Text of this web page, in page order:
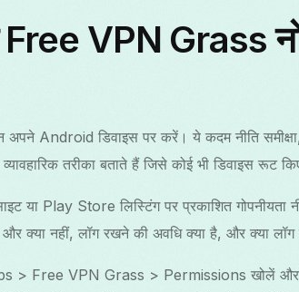
VPN Grass
अपने Android डिवाइस पर करें। ये कदम नीति
तरीका बताते हैं जिसे कोई भी डिवाइस रूट
या Play Store लिस्टिंग पर प्रकाशित गोपनीयता
और क्या नहीं, लॉग रखने की अवधि क्या है, और क्या लॉग
> Free VPN Grass > Permissions खोलें और